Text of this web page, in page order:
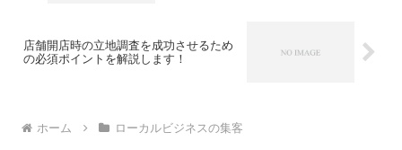
店舗開店時の立地調査を成功させるため
の必須ポイントを解説します！
ホーム ローカルビジネスの集客